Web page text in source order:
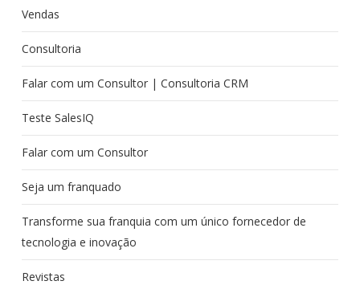
Vendas
Consultoria
Falar com um Consultor | Consultoria CRM
Teste SalesIQ
Falar com um Consultor
Seja um franquado
Transforme sua franquia com um único fornecedor de
tecnologia e inovação
Revistas